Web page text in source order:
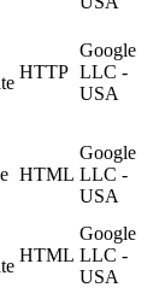
HTTP
Google
LLC -
USA
HTML
Google
LLC -
USA
HTML
Google
LLC -
USA